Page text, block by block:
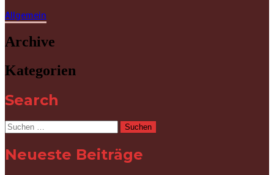
Allgemein
Archive
Kategorien
Search
Suchen
Neueste Beiträge